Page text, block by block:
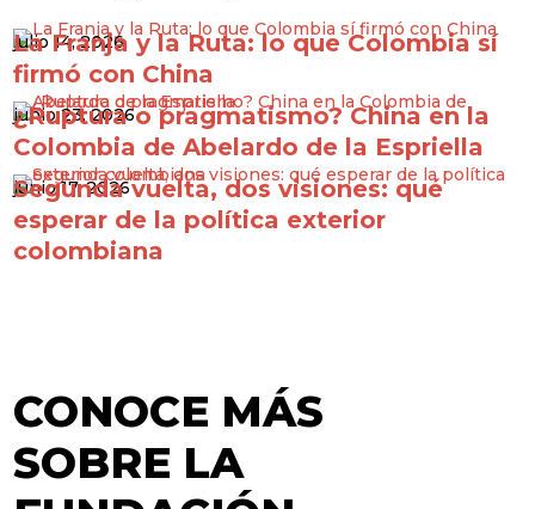
julio 14, 2026
La Franja y la Ruta: lo que Colombia sí
firmó con China
junio 23, 2026
¿Ruptura o pragmatismo? China en la
Colombia de Abelardo de la Espriella
junio 17, 2026
Segunda vuelta, dos visiones: qué
esperar de la política exterior
colombiana
CONOCE MÁS
SOBRE LA